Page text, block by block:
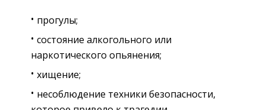
прогулы;
состояние алкогольного или
наркотического опьянения;
хищение;
несоблюдение техники безопасности,